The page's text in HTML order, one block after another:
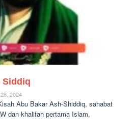
Siddiq
2024
Abu Bakar Ash-Shiddiq, sahabat
dan khalifah pertama Islam,